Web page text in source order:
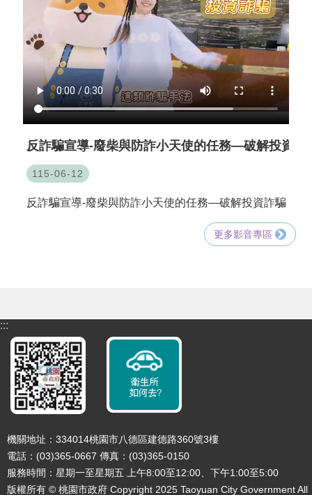
反詐騙宣導-廢柴與防詐小天使的任務—破解投資詐
115-06-12
反詐騙宣導-廢柴與防詐小天使的任務—破解投資詐騙
更多影音專區
:::
機關地址：334014桃園市八德區建德路360號3樓
電話：(03)365-0667 傳真：(03)365-0150
服務時間：星期一至星期五 上午8:00至12:00、下午1:00至5:00
版權所有 © 桃園市政府 Copyright 2025 Taoyuan City Government All